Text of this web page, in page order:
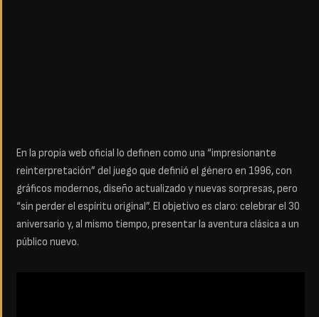
En la propia web oficial lo definen como una “impresionante
reinterpretación” del juego que definió el género en 1996, con
gráficos modernos, diseño actualizado y nuevas sorpresas, pero
“sin perder el espíritu original”. El objetivo es claro: celebrar el 30
aniversario y, al mismo tiempo, presentar la aventura clásica a un
público nuevo.